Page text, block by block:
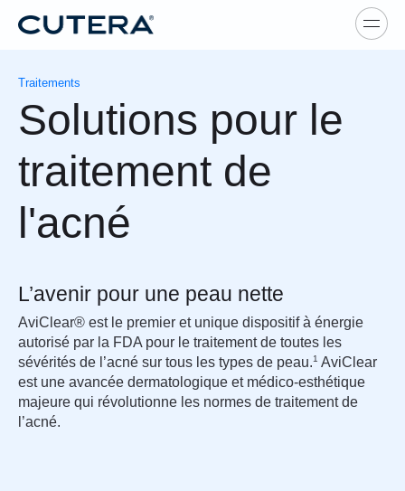
Skip to main content
Traitements
Solutions pour le
traitement de
l'acné
L’avenir pour une peau nette
AviClear® est le premier et unique dispositif à énergie
autorisé par la FDA pour le traitement de toutes les
sévérités de l’acné sur tous les types de peau.1 AviClear
est une avancée dermatologique et médico-esthétique
majeure qui révolutionne les normes de traitement de
l’acné.